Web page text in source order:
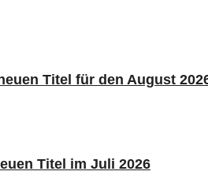
Titel für den August
Titel im Juli 2026